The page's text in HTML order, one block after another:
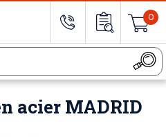
0
acier MADRID